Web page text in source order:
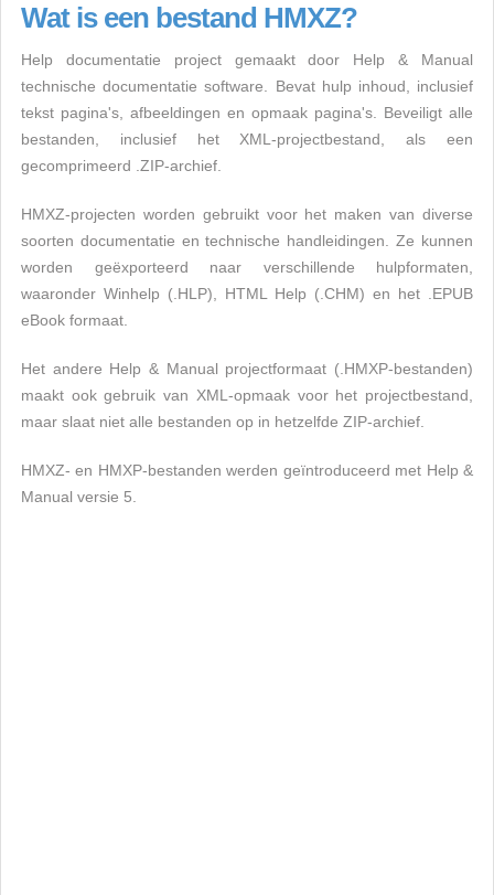
Wat is een bestand HMXZ?
Help documentatie project gemaakt door Help & Manual
technische documentatie software. Bevat hulp inhoud, inclusief
tekst pagina's, afbeeldingen en opmaak pagina's. Beveiligt alle
bestanden, inclusief het XML-projectbestand, als een
gecomprimeerd .ZIP-archief.
HMXZ-projecten worden gebruikt voor het maken van diverse
soorten documentatie en technische handleidingen. Ze kunnen
worden geëxporteerd naar verschillende hulpformaten,
waaronder Winhelp (.HLP), HTML Help (.CHM) en het .EPUB
eBook formaat.
Het andere Help & Manual projectformaat (.HMXP-bestanden)
maakt ook gebruik van XML-opmaak voor het projectbestand,
maar slaat niet alle bestanden op in hetzelfde ZIP-archief.
HMXZ- en HMXP-bestanden werden geïntroduceerd met Help &
Manual versie 5.